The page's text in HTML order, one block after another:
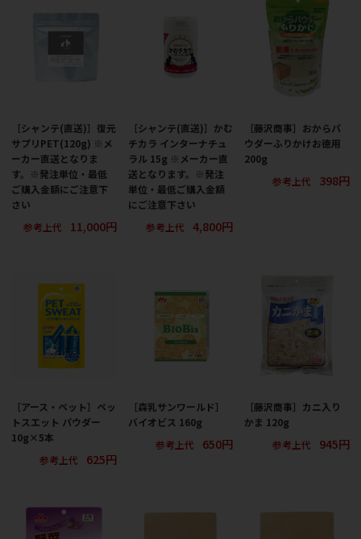
［シャンテ(直送)］復元
サプリPET(120g) ※メ
ーカー直送となりま
す。※発注単位・最低
ご購入金額にご注意下
さい
参考上代
11,000円
［シャンテ(直送)］かむ
チカラ インターナチュ
ラル 15g ※メーカー直
送となります。※発注
単位・最低ご購入金額
にご注意下さい
参考上代
4,800円
［藤沢商事］おからパ
ウダーふりかけお徳用
200g
参考上代
398円
［アース・ペット］ペッ
トスエット パウダー
10g×5本
参考上代
625円
［森乳サンワールド］
バイオビス 160g
参考上代
650円
［藤沢商事］カニ入り
かま 120g
参考上代
945円